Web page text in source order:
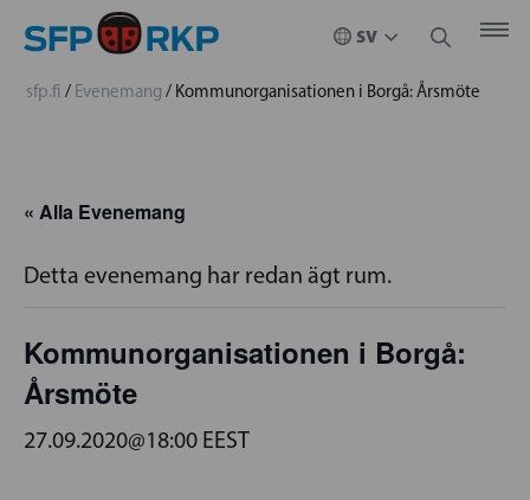
sfp.fi / Evenemang / Kommunorganisationen i Borgå: Årsmöte
« Alla Evenemang
Detta evenemang har redan ägt rum.
Kommunorganisationen i Borgå:
Årsmöte
27.09.2020@18:00 EEST